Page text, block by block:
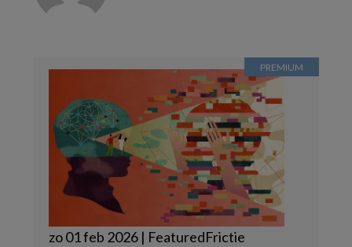
zo 01 feb 2026 | FeaturedFrictie